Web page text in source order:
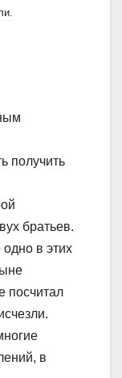
получить
братьев.
одно в этих
посчитал
в